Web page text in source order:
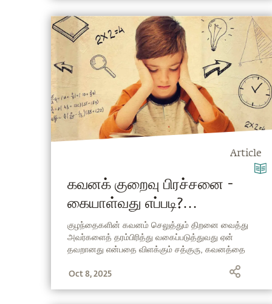
Article
கவனக் குறைவு பிரச்சனை -
கையாள்வது எப்படி?
(Attention Deficit
Disorder in Tamil)
குழந்தைகளின் கவனம் செலுத்தும் திறனை வைத்து
அவர்களைத் தரம்பிரித்து வகைப்படுத்துவது ஏன்
தவறானது என்பதை விளக்கும் சத்குரு, கவனத்தை
Oct 8, 2025